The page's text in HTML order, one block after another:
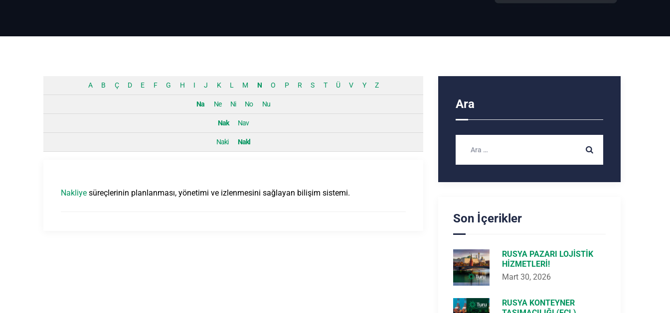
A B Ç D E F G H I J K L M N O P R S T Ü V Y Z
Na Ne Ni No Nu
Nak Nav
Naki Nakl
Nakliye süreçlerinin planlanması, yönetimi ve izlenmesini sağlayan bilişim sistemi.
Ara
Son İçerikler
RUSYA PAZARI LOJISTIK
HIZMETLERI!
Mart 30, 2026
RUSYA KONTEYNER